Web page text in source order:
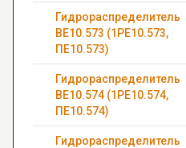
Гидрораспределитель
ВЕ10.573 (1РЕ10.573,
ПЕ10.573)
Гидрораспределитель
ВЕ10.574 (1РЕ10.574,
ПЕ10.574)
Гидрораспределитель